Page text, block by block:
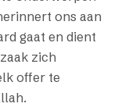
ons aan
gaat en dient
zich
offer te